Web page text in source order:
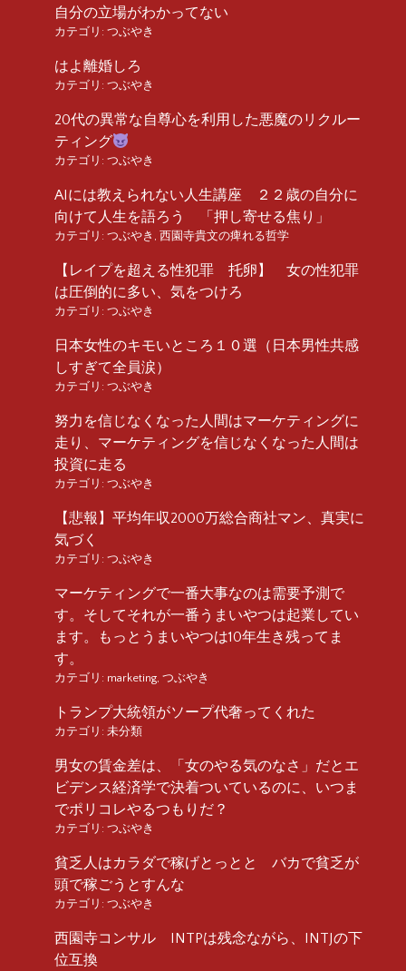
自分の立場がわかってない
カテゴリ: つぶやき
はよ離婚しろ
カテゴリ: つぶやき
20代の異常な自尊心を利用した悪魔のリクルー
ティング
カテゴリ: つぶやき
AIには教えられない人生講座 ２２歳の自分に
向けて人生を語ろう 「押し寄せる焦り」
カテゴリ: つぶやき , 西園寺貴文の痺れる哲学
【レイプを超える性犯罪 托卵】 女の性犯罪
は圧倒的に多い、気をつけろ
カテゴリ: つぶやき
日本女性のキモいところ１０選（日本男性共感
しすぎて全員涙）
カテゴリ: つぶやき
努力を信じなくなった人間はマーケティングに
走り、マーケティングを信じなくなった人間は
投資に走る
カテゴリ: つぶやき
【悲報】平均年収2000万総合商社マン、真実に
気づく
カテゴリ: つぶやき
マーケティングで一番大事なのは需要予測で
す。そしてそれが一番うまいやつは起業してい
ます。もっとうまいやつは10年生き残ってま
す。
カテゴリ: marketing, つぶやき
トランプ大統領がソープ代奢ってくれた
カテゴリ: 未分類
男女の賃金差は、「女のやる気のなさ」だとエ
ビデンス経済学で決着ついているのに、いつま
でポリコレやるつもりだ？
カテゴリ: つぶやき
貧乏人はカラダで稼げとっとと バカで貧乏が
頭で稼ごうとすんな
カテゴリ: つぶやき
西園寺コンサル INTPは残念ながら、INTJの下
位互換